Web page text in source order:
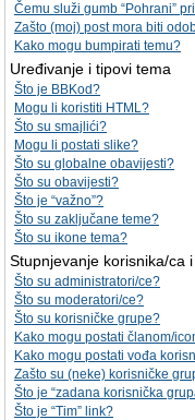
Čemu služi gumb “Pohrani”
Zašto (moj) post mora biti
Kako mogu bumpirati temu?
Uređivanje i tipovi tema
Što je BBKod?
Mogu li koristiti HTML?
Što su smajlići?
Mogu li postati slike?
Što su globalne obavijesti?
Što su obavijesti?
Što je “važno”?
Što su zaključane teme?
Što su ikone tema?
Stupnjevanje korisnika/ca
Što su administratori/ce?
Što su moderatori/ce?
Što su korisničke grupe?
Kako mogu postati članom/
Kako mogu postati vođa
Zašto su (neke) korisničke
Što je “zadana korisnička
Što je “Tim” link?